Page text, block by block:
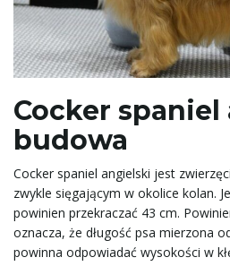
Cocker
budowa
Cocker spaniel angielski jest
zwykle sięgającym w okolice kolan.
powinien przekraczać 43 cm.
oznacza, że długość psa mierzona
powinna odpowiadać wysokości w